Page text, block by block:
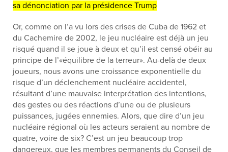
sa dénonciation par la présidence Trump
Or, comme on l’a vu lors des crises de Cuba de 1962 et
du Cachemire de 2002, le jeu nucléaire est déjà un jeu
risqué quand il se joue à deux et qu’il est censé obéir au
principe de l’«équilibre de la terreur». Au-delà de deux
joueurs, nous avons une croissance exponentielle du
risque d’un déclenchement nucléaire accidentel,
résultant d’une mauvaise interprétation des intentions,
des gestes ou des réactions d’une ou de plusieurs
puissances, jugées ennemies. Alors, que dire d’un jeu
nucléaire régional où les acteurs seraient au nombre de
quatre, voire de six? C’est un jeu beaucoup trop
dangereux, que les membres permanents du Conseil de